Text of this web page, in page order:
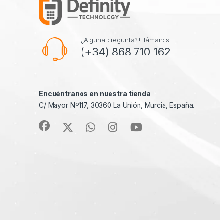
¿Alguna pregunta? !Llámanos!
(+34) 868 710 162
Encuéntranos en nuestra tienda
C/ Mayor Nº117, 30360 La Unión, Murcia, España.